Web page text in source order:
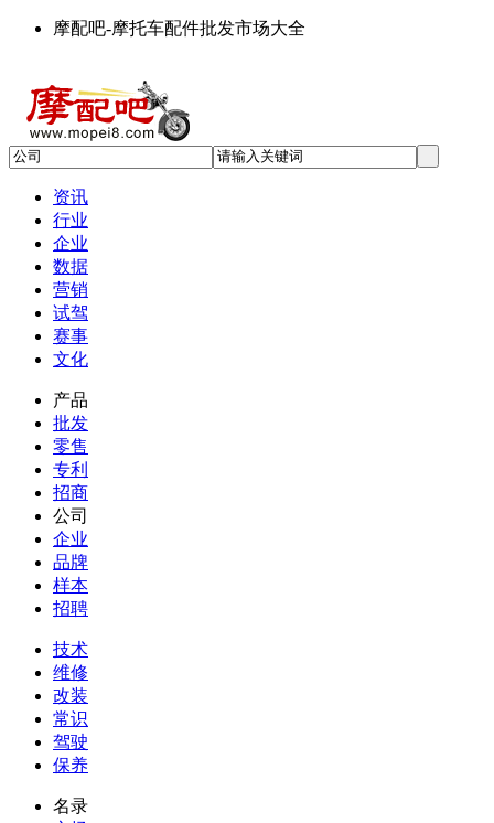
摩配吧-摩托车配件批发市场大全
资讯
行业
企业
数据
营销
试驾
赛事
文化
产品
批发
零售
专利
招商
公司
企业
品牌
样本
招聘
技术
维修
改装
常识
驾驶
保养
名录